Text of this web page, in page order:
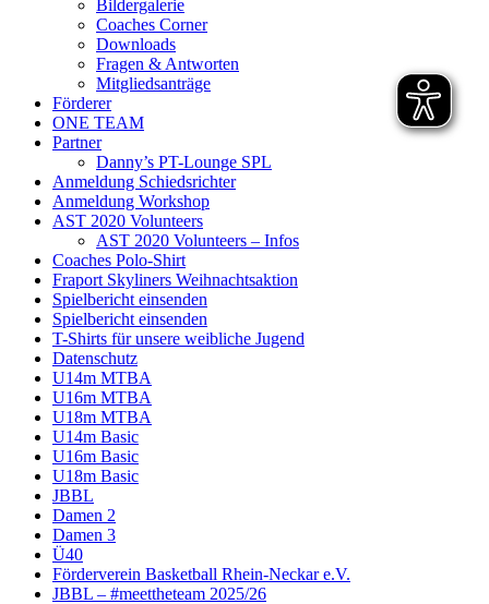
Bildergalerie
Coaches Corner
Downloads
Fragen & Antworten
Mitgliedsanträge
Förderer
ONE TEAM
Partner
Danny’s PT-Lounge SPL
Anmeldung Schiedsrichter
Anmeldung Workshop
AST 2020 Volunteers
AST 2020 Volunteers – Infos
Coaches Polo-Shirt
Fraport Skyliners Weihnachtsaktion
Spielbericht einsenden
Spielbericht einsenden
T-Shirts für unsere weibliche Jugend
Datenschutz
U14m MTBA
U16m MTBA
U18m MTBA
U14m Basic
U16m Basic
U18m Basic
JBBL
Damen 2
Damen 3
Ü40
Förderverein Basketball Rhein-Neckar e.V.
JBBL – #meettheteam 2025/26